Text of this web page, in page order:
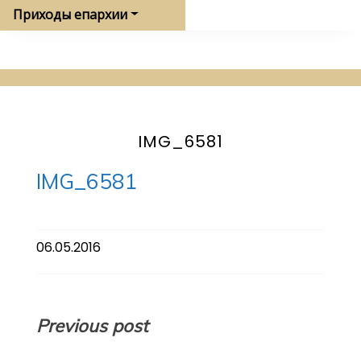
Приходы епархии
IMG_6581
IMG_6581
06.05.2016
Навигация
Previous post